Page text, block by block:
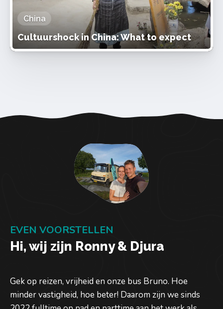
China
Cultuurshock in China: What to expect
EVEN VOORSTELLEN
Hi, wij zijn Ronny & Djura
Gek op reizen, vrijheid en onze bus Bruno. Hoe
minder vastigheid, hoe beter! Daarom zijn we sinds